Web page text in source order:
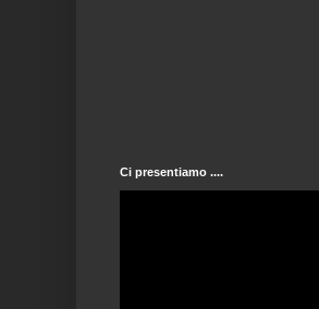
Ci presentiamo ....